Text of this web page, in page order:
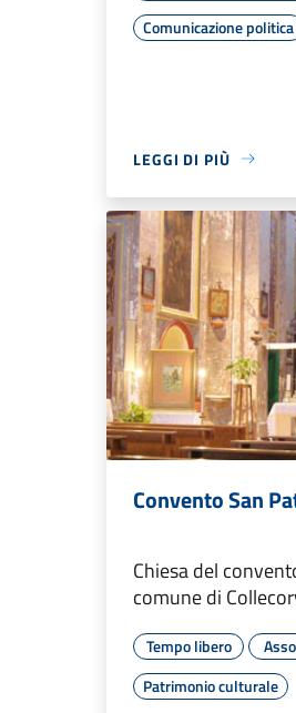
Comunicazione politica
LEGGI DI PIÙ
Convento San
Chiesa del
comune di
Tempo libero
Patrimonio culturale